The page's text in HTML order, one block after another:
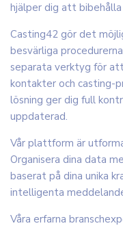
hjälper dig att
Casting42 gör det
besvärliga
separata verktyg för
kontakter och casting-
lösning ger dig full
uppdaterad.
Vår plattform är
Organisera dina data
baserat på dina unika
intelligenta
Våra erfarna